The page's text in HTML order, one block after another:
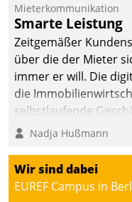
Mieterkommunikation
Smarte Leistung
Zeitgemäßer
über die der Mieter
immer er will. Die
die
selbstlaufende
Kunde und smart der
Nadja Hußmann
Wir sind dabei
EUREF Campus in